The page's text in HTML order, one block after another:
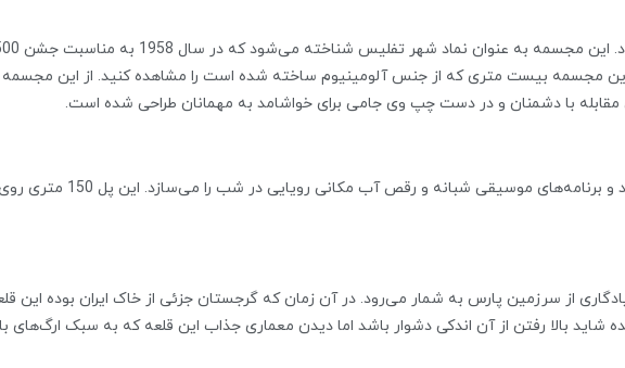
مجسمه بیست متری که از جنس آلومینیوم ساخته شده است را مشاهده کنید. از این مجسمه
با دشمنان و در دست چپ وی جامی برای خواشامد به مهمانان طراحی شده است.
با وجود 6040 لامپ ال ای دی که شب‌ها روشن می‌شوند و
از سرزمین پارس به شمار می‌رود. در آن زمان که گرجستان جزئی از خاک ایران بوده این
شاید بالا رفتن از آن اندکی دشوار باشد اما دیدن معماری جذاب این قلعه که به سبک